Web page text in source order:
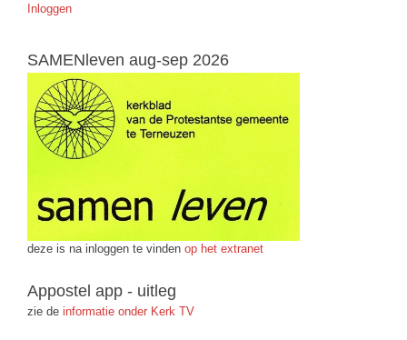
Inloggen
SAMENleven aug-sep 2026
deze is na inloggen te vinden op het extranet
Appostel app - uitleg
zie de informatie onder Kerk TV